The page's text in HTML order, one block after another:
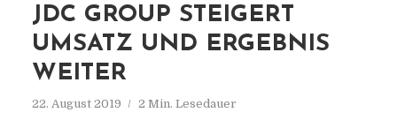
JDC GROUP STEIGERT
UMSATZ UND ERGEBNIS
WEITER
22. August 2019 2 Min. Lesedauer